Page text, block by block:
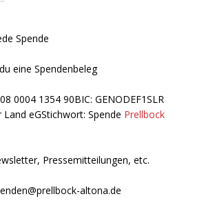
Spende
eine Spendenbeleg
0004 1354 90BIC: GENODEF1SLR
eGStichwort: Spende Prellbock
Pressemitteilungen, etc.
altona.de